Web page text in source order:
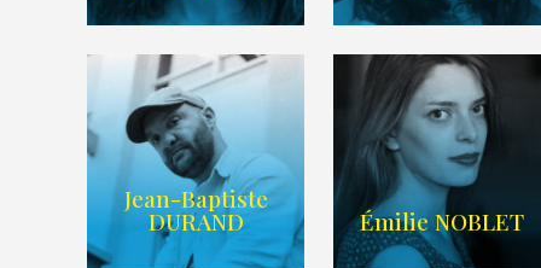
IMDB LIEN IMDB
Jean-Baptiste
DURAND Émilie NOBLET